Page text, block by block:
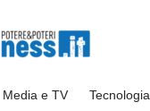
Media e TV Tecnologia